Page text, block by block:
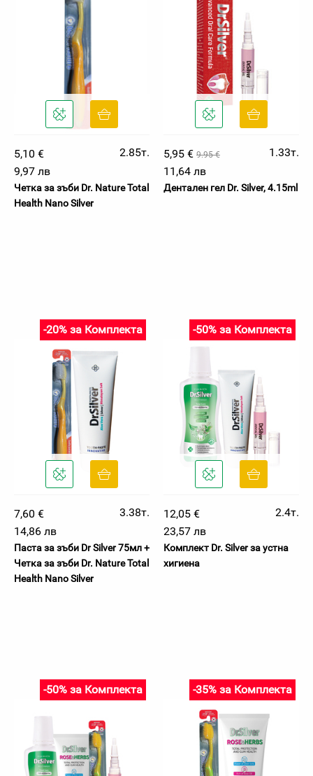
5,10 €
2.85т.
9,97 лв
Четка за зъби Dr. Nature Total
Health Nano Silver
5,95 € 9.95 €
1.33т.
11,64 лв
Дентален гел Dr. Silver, 4.15ml
-20% за Комплекта
7,60 €
3.38т.
14,86 лв
Паста за зъби Dr Silver 75мл +
Четка за зъби Dr. Nature Total
Health Nano Silver
-50% за Комплекта
12,05 €
2.4т.
23,57 лв
Комплект Dr. Silver за устна
хигиена
-50% за Комплекта -35% за Комплекта